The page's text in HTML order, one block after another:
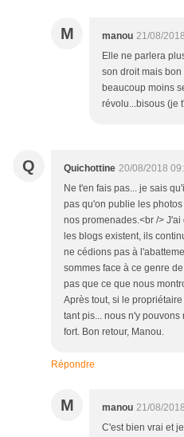
M manou 21/08/
Elle ne parlera
son droit mais
beaucoup moins
révolu...bisous (je
Q Quichottine 20/08/2018
Ne t'en fais pas... je sais
pas qu'on publie les
nos promenades.<br />
les blogs existent, ils
ne cédions pas à
sommes face à ce genre
pas que ce que nous
Après tout, si le
tant pis... nous n'y pouvons
fort. Bon retour, Manou.
Répondre
M manou 21/08/
C'est bien vrai et